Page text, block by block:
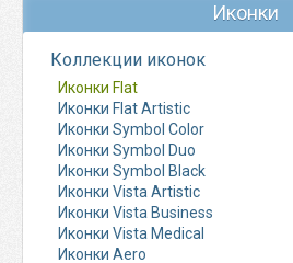
Иконки
Коллекции иконок
Иконки Flat
Иконки Flat Artistic
Иконки Symbol Color
Иконки Symbol Duo
Иконки Symbol Black
Иконки Vista Artistic
Иконки Vista Business
Иконки Vista Medical
Иконки Aero